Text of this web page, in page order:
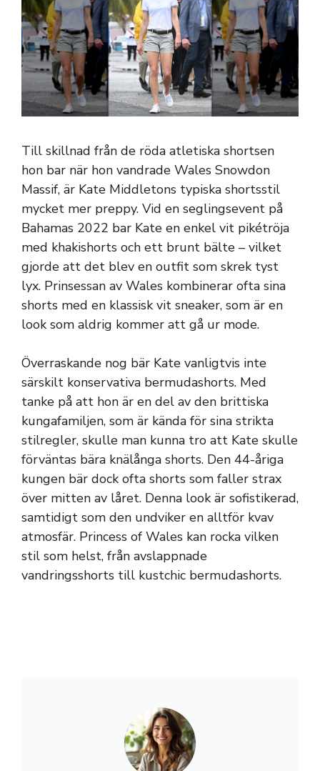
Till skillnad från de röda atletiska shortsen
hon bar när hon vandrade Wales Snowdon
Massif, är Kate Middletons typiska shortsstil
mycket mer preppy. Vid en seglingsevent på
Bahamas 2022 bar Kate en enkel vit pikétröja
med khakishorts och ett brunt bälte – vilket
gjorde att det blev en outfit som skrek tyst
lyx. Prinsessan av Wales kombinerar ofta sina
shorts med en klassisk vit sneaker, som är en
look som aldrig kommer att gå ur mode.
Överraskande nog bär Kate vanligtvis inte
särskilt konservativa bermudashorts. Med
tanke på att hon är en del av den brittiska
kungafamiljen, som är kända för sina strikta
stilregler, skulle man kunna tro att Kate skulle
förväntas bära knälånga shorts. Den 44-åriga
kungen bär dock ofta shorts som faller strax
över mitten av låret. Denna look är sofistikerad,
samtidigt som den undviker en alltför kvav
atmosfär. Princess of Wales kan rocka vilken
stil som helst, från avslappnade
vandringsshorts till kustchic bermudashorts.